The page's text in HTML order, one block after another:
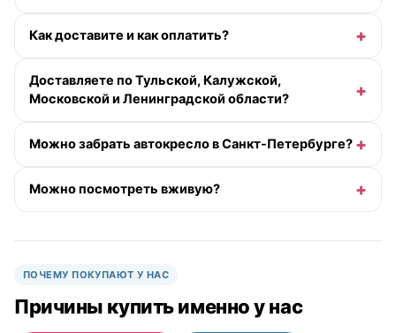
Как доставите и как оплатить?
Доставляете по Тульской, Калужской,
Московской и Ленинградской области?
Можно забрать автокресло в Санкт-Петербурге?
Можно посмотреть вживую?
ПОЧЕМУ ПОКУПАЮТ У НАС
Причины купить именно у нас